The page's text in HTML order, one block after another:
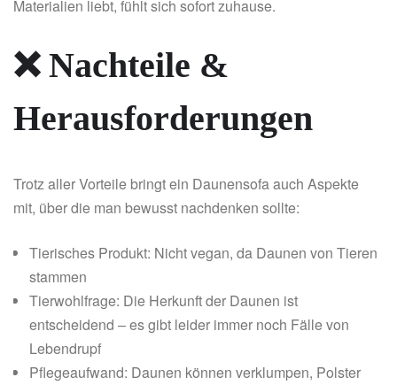
Materialien liebt, fühlt sich sofort zuhause.
❌ Nachteile &
Herausforderungen
Trotz aller Vorteile bringt ein Daunensofa auch Aspekte
mit, über die man bewusst nachdenken sollte:
Tierisches Produkt: Nicht vegan, da Daunen von Tieren
stammen
Tierwohlfrage: Die Herkunft der Daunen ist
entscheidend – es gibt leider immer noch Fälle von
Lebendrupf
Pflegeaufwand: Daunen können verklumpen, Polster